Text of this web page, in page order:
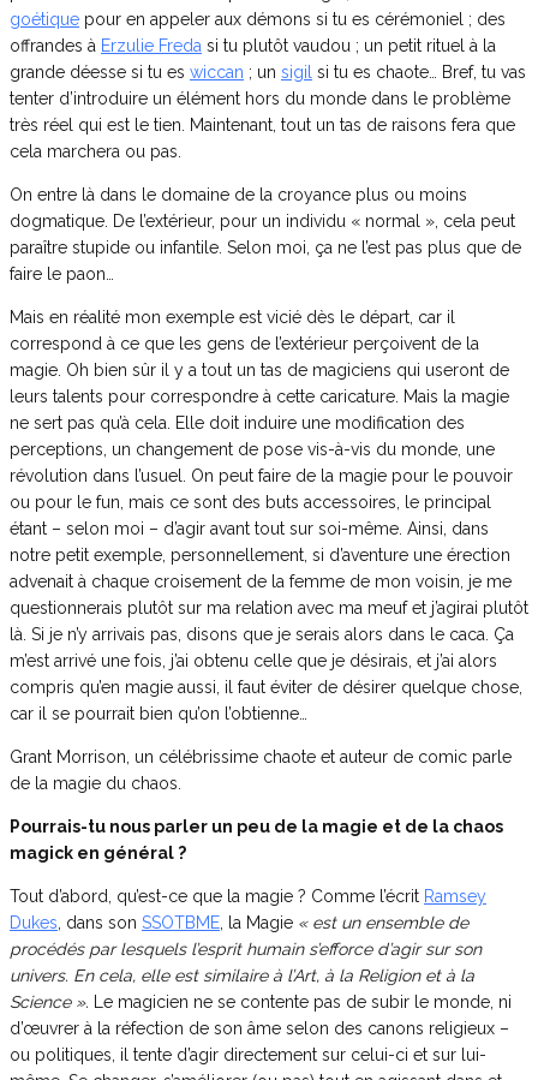
goétique pour en appeler aux démons si tu es cérémoniel ; des
offrandes à Erzulie Freda si tu plutôt vaudou ; un petit rituel à la
grande déesse si tu es wiccan ; un sigil si tu es chaote… Bref, tu vas
tenter d’introduire un élément hors du monde dans le problème
très réel qui est le tien. Maintenant, tout un tas de raisons fera que
cela marchera ou pas.
On entre là dans le domaine de la croyance plus ou moins
dogmatique. De l’extérieur, pour un individu « normal », cela peut
paraître stupide ou infantile. Selon moi, ça ne l’est pas plus que de
faire le paon…
Mais en réalité mon exemple est vicié dès le départ, car il
correspond à ce que les gens de l’extérieur perçoivent de la
magie. Oh bien sûr il y a tout un tas de magiciens qui useront de
leurs talents pour correspondre à cette caricature. Mais la magie
ne sert pas qu’à cela. Elle doit induire une modification des
perceptions, un changement de pose vis-à-vis du monde, une
révolution dans l’usuel. On peut faire de la magie pour le pouvoir
ou pour le fun, mais ce sont des buts accessoires, le principal
étant – selon moi – d’agir avant tout sur soi-même. Ainsi, dans
notre petit exemple, personnellement, si d’aventure une érection
advenait à chaque croisement de la femme de mon voisin, je me
questionnerais plutôt sur ma relation avec ma meuf et j’agirai plutôt
là. Si je n’y arrivais pas, disons que je serais alors dans le caca. Ça
m’est arrivé une fois, j’ai obtenu celle que je désirais, et j’ai alors
compris qu’en magie aussi, il faut éviter de désirer quelque chose,
car il se pourrait bien qu’on l’obtienne…
Grant Morrison, un célébrissime chaote et auteur de comic parle
de la magie du chaos.
Pourrais-tu nous parler un peu de la magie et de la chaos
magick en général ?
Tout d’abord, qu’est-ce que la magie ? Comme l’écrit Ramsey
Dukes , dans son SSOTBME , la Magie « est un ensemble de
procédés par lesquels l’esprit humain s’efforce d’agir sur son
univers. En cela, elle est similaire à l’Art, à la Religion et à la
Science ». Le magicien ne se contente pas de subir le monde, ni
d’œuvrer à la réfection de son âme selon des canons religieux –
ou politiques, il tente d’agir directement sur celui-ci et sur lui-